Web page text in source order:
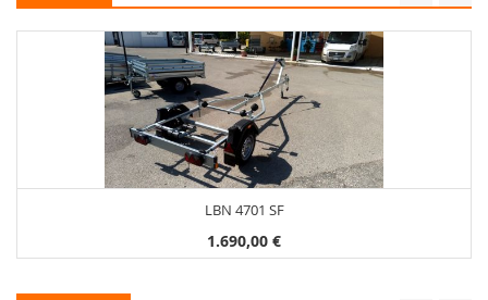
LBN 4701 SF
1.690,00 €